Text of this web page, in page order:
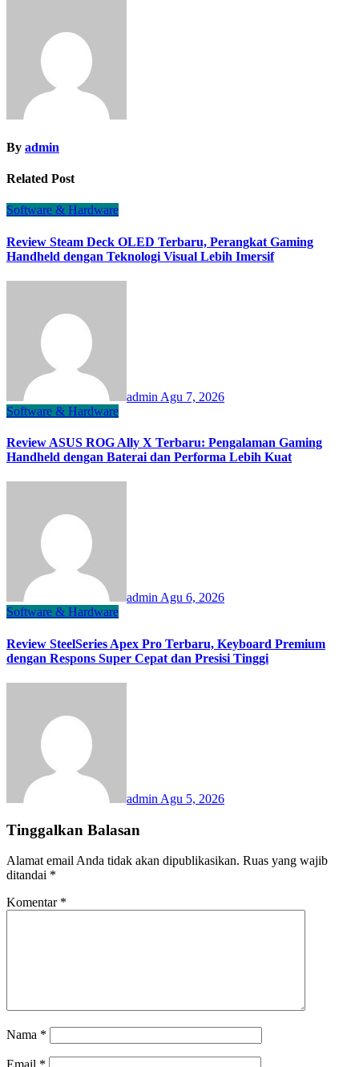
By admin
Related Post
Software & Hardware
Review Steam Deck OLED Terbaru, Perangkat Gaming
Handheld dengan Teknologi Visual Lebih Imersif
admin Agu 7, 2026
Software & Hardware
Review ASUS ROG Ally X Terbaru: Pengalaman Gaming
Handheld dengan Baterai dan Performa Lebih Kuat
admin Agu 6, 2026
Software & Hardware
Review SteelSeries Apex Pro Terbaru, Keyboard Premium
dengan Respons Super Cepat dan Presisi Tinggi
admin Agu 5, 2026
Tinggalkan Balasan
Alamat email Anda tidak akan dipublikasikan. Ruas yang wajib
ditandai *
Komentar *
Nama *